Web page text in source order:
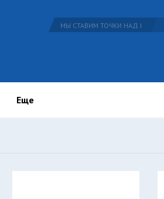
МЫ СТАВИМ ТОЧКИ НАД I
Еще